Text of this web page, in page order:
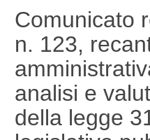
Comunicato
n. 123,
analisi e
della legge